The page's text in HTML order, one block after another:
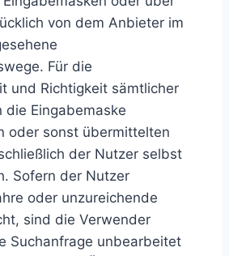
von dem Anbieter im
Für die
und Richtigkeit sämtlicher
die Eingabemaske
oder sonst übermittelten
der Nutzer selbst
Sofern der Nutzer
oder unzureichende
sind die Verwender
Suchanfrage unbearbeitet